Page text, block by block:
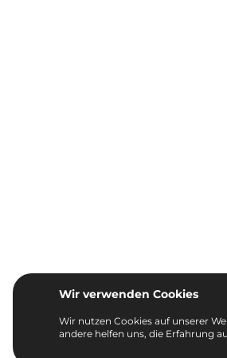
Wir verwenden Cookies
Wir nutzen Cookies auf unserer
andere helfen uns, die Erfahrung